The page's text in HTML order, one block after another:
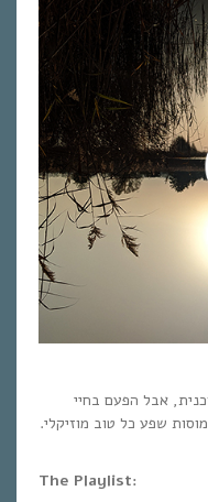
אבל הפעם בחיי
שפע כל טוב מוזיקלי.
The Playlist: